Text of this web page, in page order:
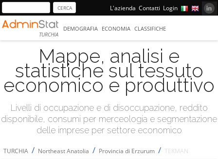
L'azienda Contatti Login
TURCHIA
DEMOGRAFIA ECONOMIA CLASSIFICHE
Mappe, analisi e
statistiche sul tessuto
economico e produttivo
Livelli di occupazione e di disoccupazione, reddito
disponibile, consumi per merceologia e segmentazione
delle imprese per settore economico
TURCHIA / Northeast Anatolia / Provincia di Erzurum / TEKMAN